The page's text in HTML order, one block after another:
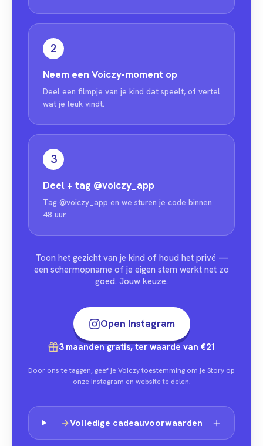
2
Neem een Voiczy-moment op
Deel een filmpje van je kind dat speelt, of vertel
wat je leuk vindt.
3
Deel + tag @voiczy_app
Tag @voiczy_app en we sturen je code binnen
48 uur.
Toon het gezicht van je kind of houd het privé —
een schermopname of je eigen stem werkt net zo
goed. Jouw keuze.
Open Instagram
3 maanden gratis, ter waarde van €21
Door ons te taggen, geef je Voiczy toestemming om je Story op
onze Instagram en website te delen.
Volledige cadeauvoorwaarden